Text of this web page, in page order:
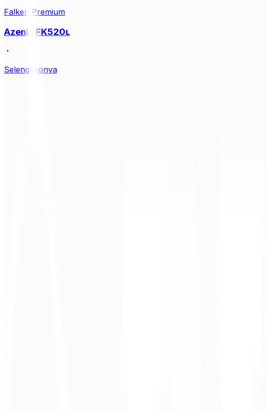
Falken Premium
Azenis FK520ʟ
Selengkapnya